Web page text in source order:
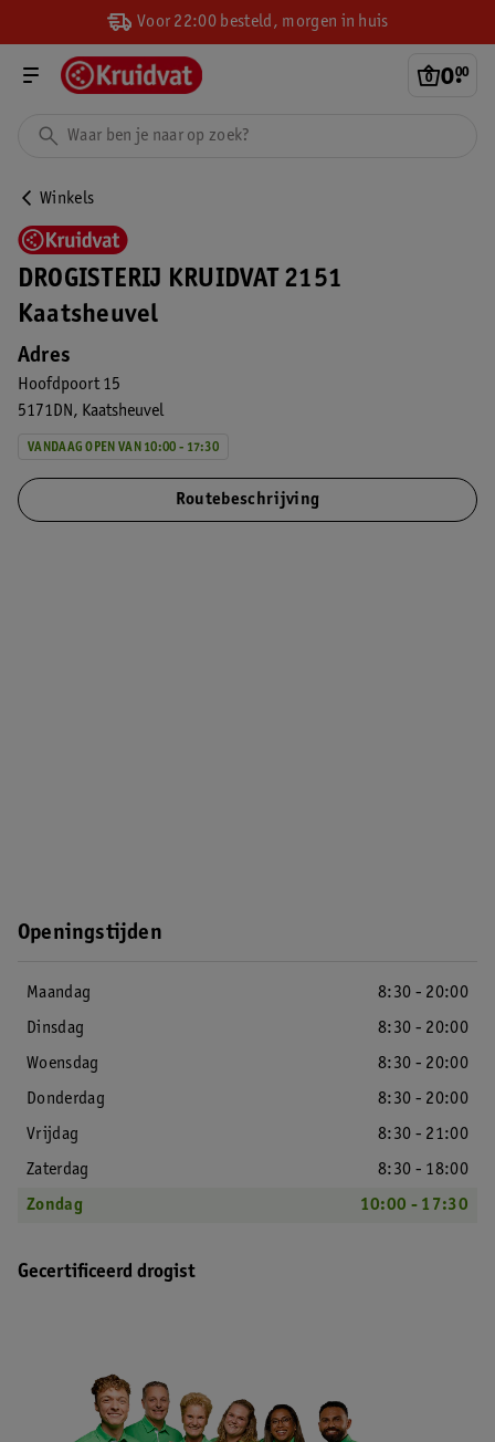
Voor 22:00 besteld, morgen in huis
0.
00
Winkels
DROGISTERIJ KRUIDVAT 2151
Kaatsheuvel
Adres
Hoofdpoort 15
5171DN
Kaatsheuvel
VANDAAG OPEN VAN 10:00 - 17:30
Routebeschrijving
Openingstijden
Maandag
8:30 - 20:00
Dinsdag
8:30 - 20:00
Woensdag
8:30 - 20:00
Donderdag
8:30 - 20:00
Vrijdag
8:30 - 21:00
Zaterdag
8:30 - 18:00
Zondag
10:00 - 17:30
Gecertificeerd drogist